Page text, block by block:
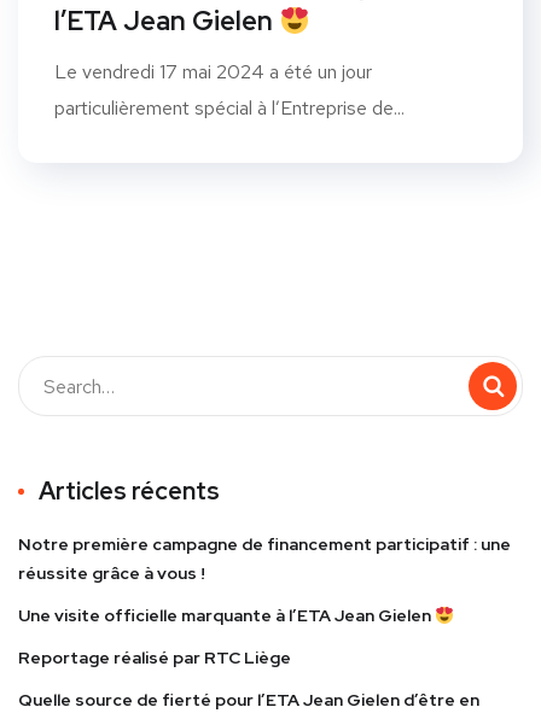
l’ETA Jean Gielen
Le vendredi 17 mai 2024 a été un jour
particulièrement spécial à l’Entreprise de...
Articles récents
Notre première campagne de financement participatif : une
réussite grâce à vous !
Une visite officielle marquante à l’ETA Jean Gielen
Reportage réalisé par RTC Liège
Quelle source de fierté pour l’ETA Jean Gielen d’être en